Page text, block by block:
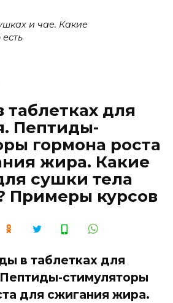
для
Пептиды-
гормона роста
жира. Какие
сушки тела
Примеры курсов
в таблетках для
стимуляторы
для сжигания жира.
и чае. Какие